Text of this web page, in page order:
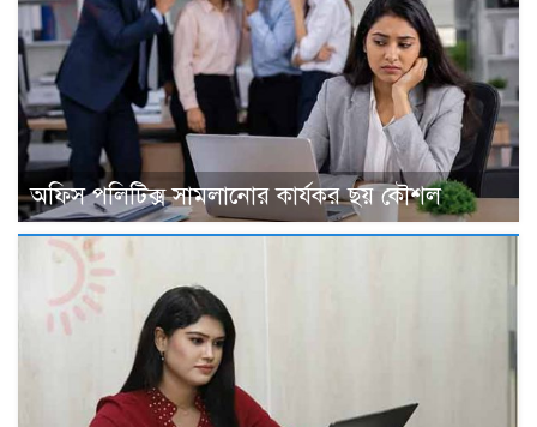
অফিস পলিটিক্স সামলানোর কার্যকর ছয় কৌশল